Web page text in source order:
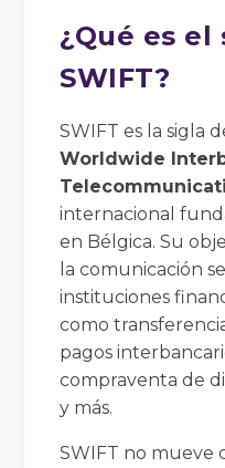
¿Qué es el
SWIFT?
SWIFT es la sigla
Worldwide
internacional
en Bélgica. Su
la comunicación
instituciones
como
pagos
compraventa de
y más.
SWIFT no mueve